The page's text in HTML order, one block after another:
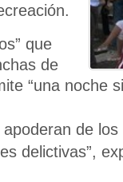
que
de
“una noche
de
delictivas”,